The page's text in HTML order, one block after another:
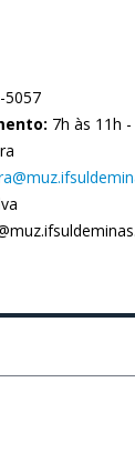
5057
7h às 11h